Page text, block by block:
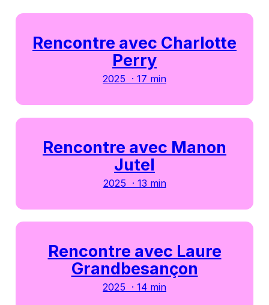
Rencontre avec Charlotte
Perry
2025 · 17 min
Rencontre avec Manon
Jutel
2025 · 13 min
Rencontre avec Laure
Grandbesançon
2025 · 14 min